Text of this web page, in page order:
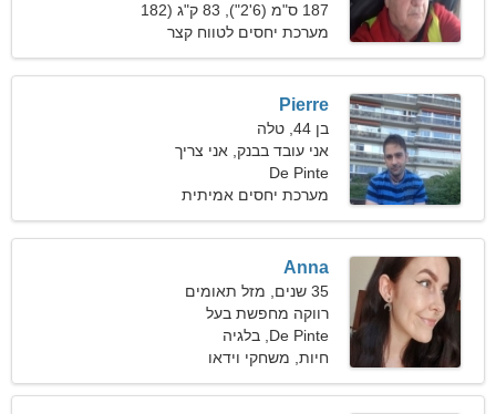
51
187 ס"מ (6'2"), 83 ק"ג (182
פאונד)
מערכת יחסים לטווח קצר
Pierre
בן 44, טלה
אני עובד בבנק, אני צריך
אישה רומנטית
De Pinte
מערכת יחסים אמיתית
Anna
35 שנים, מזל תאומים
רווקה מחפשת בעל
De Pinte, בלגיה
חיות, משחקי וידאו